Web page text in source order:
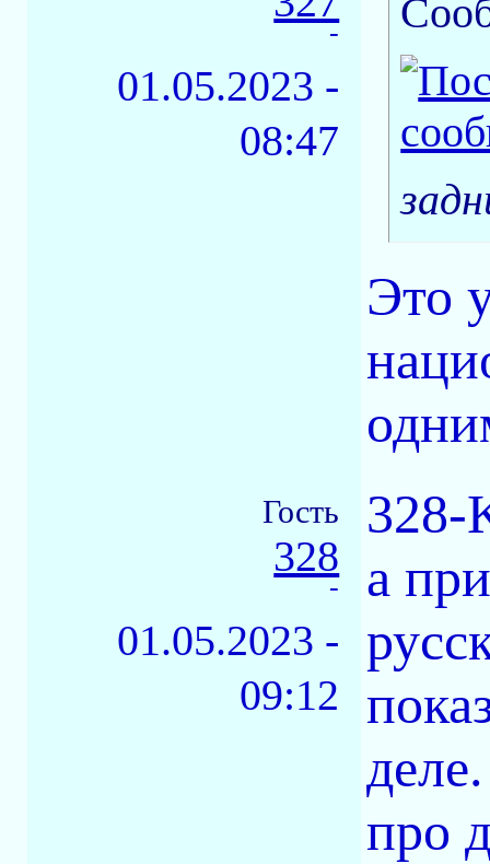
-
01.05.2023 -
08:47
Это
Гость
328
-
01.05.2023 -
09:12
328-
а
деле.
про